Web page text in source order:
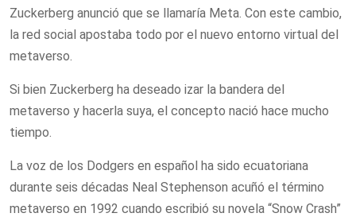
Zuckerberg anunció que se llamaría Meta. Con este cambio,
la red social apostaba todo por el nuevo entorno virtual del
metaverso.
Si bien Zuckerberg ha deseado izar la bandera del
metaverso y hacerla suya, el concepto nació hace mucho
tiempo.
La voz de los Dodgers en español ha sido ecuatoriana
durante seis décadas Neal Stephenson acuñó el término
metaverso en 1992 cuando escribió su novela “Snow Crash”